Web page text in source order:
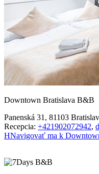
Downtown Bratislava B&B
Panenská 31, 81103
Recepcia: +421902072942,
HNavigovať ma k